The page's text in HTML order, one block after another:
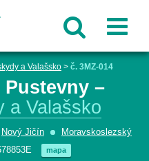
a Valašsko > č. 3MZ-014
Pustevny –
a Valašsko
Nový Jičín
Moravskoslezský
mapa